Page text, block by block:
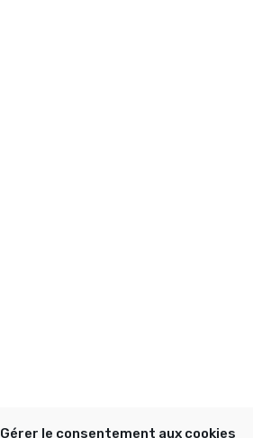
Gérer le consentement aux cookies